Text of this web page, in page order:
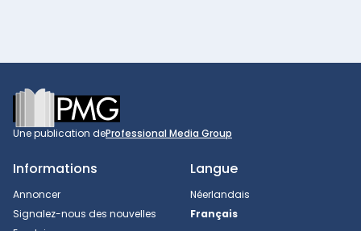
Footer
Une publication deProfessional Media Group
Informations
Annoncer
Signalez-nous des nouvelles
Langue
Néerlandais
Français